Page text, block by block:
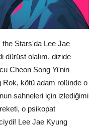
Stars'da Lee Jae
dürüst olalım, dizide
Cheon Song Yi'nin
Rok, kötü adam rolünde o
sahneleri için izlediğimi
o psikopat
Lee Jae Kyung